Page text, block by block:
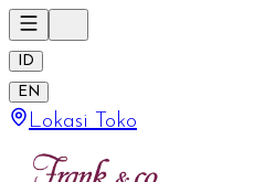
ID
EN
Lokasi Toko